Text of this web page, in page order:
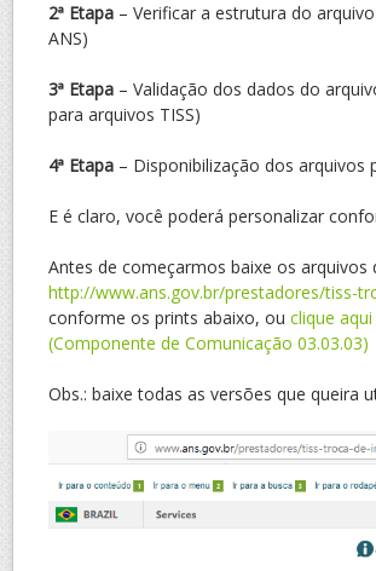
2ª Etapa – Verificar a estrutura do
ANS)
3ª Etapa – Validação dos dados do
para arquivos TISS)
4ª Etapa – Disponibilização dos arquivos
E é claro, você poderá personalizar
Antes de começarmos baixe os
http://www.ans.gov.br/prestadores/tiss-
conforme os prints abaixo, ou clique
(Componente de Comunicação 03.03.03)
Obs.: baixe todas as versões que queira